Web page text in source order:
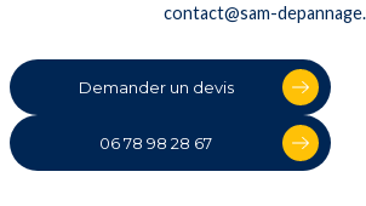
contact@sam-
Demander un devis
06 78 98 28 67